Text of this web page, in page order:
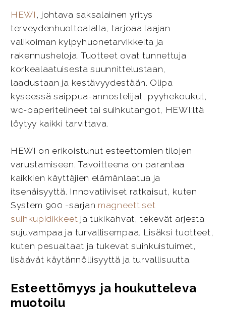
HEWI , johtava saksalainen yritys
terveydenhuoltoalalla, tarjoaa laajan
valikoiman kylpyhuonetarvikkeita ja
rakennusheloja. Tuotteet ovat tunnettuja
korkealaatuisesta suunnittelustaan,
laadustaan ja kestävyydestään. Olipa
kyseessä saippua-annostelijat, pyyhekoukut,
wc-paperitelineet tai suihkutangot, HEWI:ltä
löytyy kaikki tarvittava.
HEWI on erikoistunut esteettömien tilojen
varustamiseen. Tavoitteena on parantaa
kaikkien käyttäjien elämänlaatua ja
itsenäisyyttä. Innovatiiviset ratkaisut, kuten
System 900 -sarjan magneettiset
suihkupidikkeet ja tukikahvat, tekevät arjesta
sujuvampaa ja turvallisempaa. Lisäksi tuotteet,
kuten pesualtaat ja tukevat suihkuistuimet,
lisäävät käytännöllisyyttä ja turvallisuutta.
Esteettömyys ja houkutteleva
muotoilu